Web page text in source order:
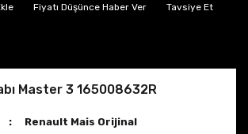
Fiyatı Düşünce Haber Ver Tavsiye Et
Master 3 165008632R
Renault Mais Orijinal